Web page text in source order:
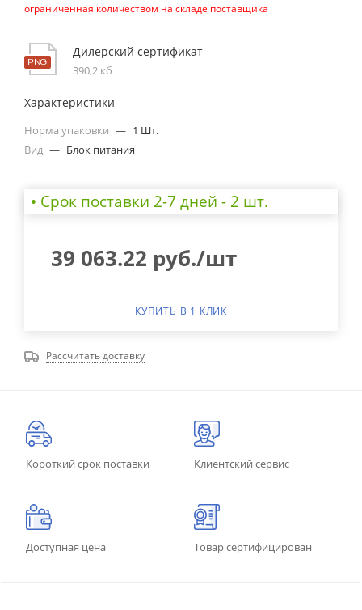
ограниченная количеством на складе поставщика
Дилерский сертификат
390,2 кб
Характеристики
Норма упаковки — 1 Шт.
Вид — Блок питания
• Cрок поставки 2-7 дней - 2 шт.
39 063.22 руб./шт
КУПИТЬ В 1 КЛИК
Рассчитать доставку
Короткий срок поставки Клиентский сервис
Доступная цена Товар сертифицирован